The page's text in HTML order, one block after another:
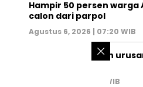
Hampir 50 persen warga
calon dari parpol
Agustus 6, 2026 | 07:20 WIB
PM Israel serahkan
Juli 31, 2026 | 02:47 WIB